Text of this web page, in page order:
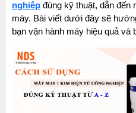
nghiệp đúng kỹ thuật, dẫn đến
máy. Bài viết dưới đây sẽ
bạn vận hành máy hiệu quả và